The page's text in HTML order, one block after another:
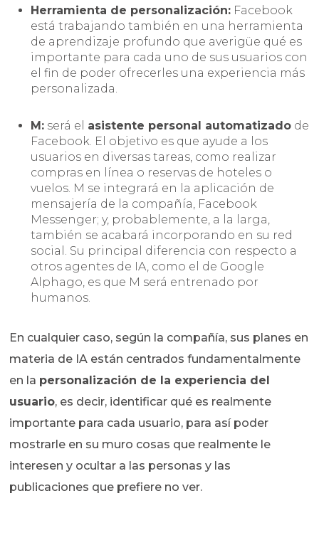
Herramienta de personalización: Facebook
está trabajando también en una herramienta
de aprendizaje profundo que averigüe qué es
importante para cada uno de sus usuarios con
el fin de poder ofrecerles una experiencia más
personalizada.
M: será el asistente personal automatizado de
Facebook. El objetivo es que ayude a los
usuarios en diversas tareas, como realizar
compras en línea o reservas de hoteles o
vuelos. M se integrará en la aplicación de
mensajería de la compañía, Facebook
Messenger; y, probablemente, a la larga,
también se acabará incorporando en su red
social. Su principal diferencia con respecto a
otros agentes de IA, como el de Google
Alphago, es que M será entrenado por
humanos.
En cualquier caso, según la compañía, sus planes en
materia de IA están centrados fundamentalmente
en la personalización de la experiencia del
usuario, es decir, identificar qué es realmente
importante para cada usuario, para así poder
mostrarle en su muro cosas que realmente le
interesen y ocultar a las personas y las
publicaciones que prefiere no ver.